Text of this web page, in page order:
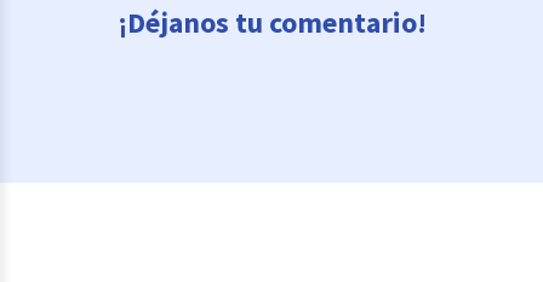
¡Déjanos tu comentario!